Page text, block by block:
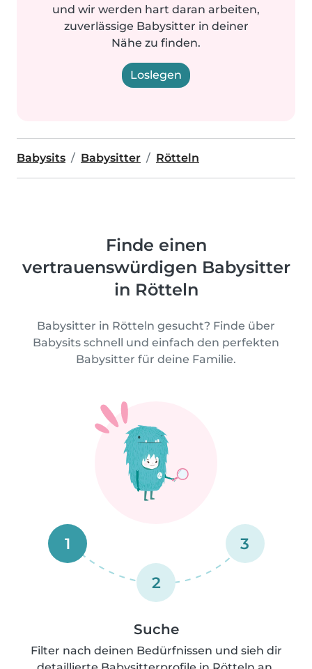
und wir werden hart daran arbeiten,
zuverlässige Babysitter in deiner
Nähe zu finden.
Loslegen
Babysits Babysitter Rötteln
Finde einen
vertrauenswürdigen Babysitter
in Rötteln
Babysitter in Rötteln gesucht? Finde über
Babysits schnell und einfach den perfekten
Babysitter für deine Familie.
1
2
3
Suche
Filter nach deinen Bedürfnissen und sieh dir